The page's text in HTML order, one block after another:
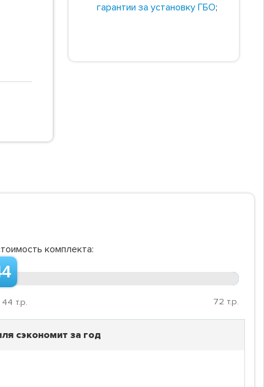
гарантии за установку ГБО;
комплекта:
44 т.р. 72 т.р.
сэкономит за год